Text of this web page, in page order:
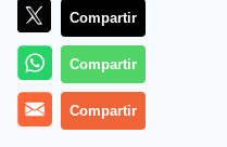
Lanarcodictadura
Compartir
Compartir
Compartir